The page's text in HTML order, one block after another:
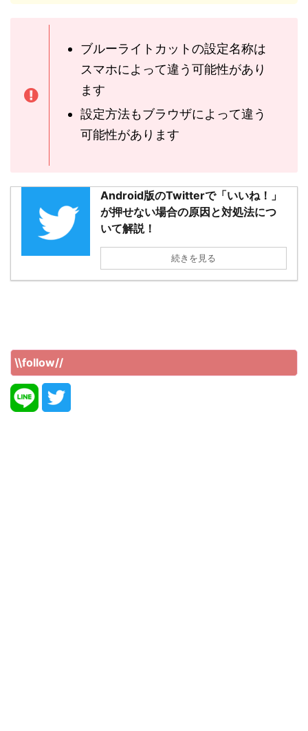
ブルーライトカットの設定名称は
スマホによって違う可能性があり
ます
設定方法もブラウザによって違う
可能性があります
Android版のTwitterで「いいね！」
が押せない場合の原因と対処法につ
いて解説！
続きを見る
\\follow//